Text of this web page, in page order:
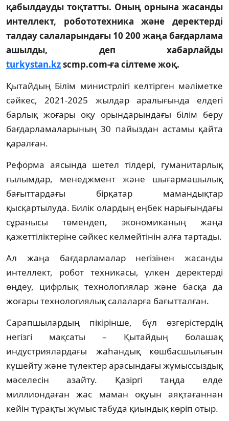
қабылдауды тоқтатты. Оның орнына жасанды
интеллект, робототехника және деректерді
талдау салаларындағы 10 200 жаңа бағдарлама
ашылды, деп хабарлайды
turkystan.kzscmp.com-ға сілтеме жоқ.
Қытайдың Білім министрлігі келтірген мәліметке
сәйкес, 2021-2025 жылдар аралығында елдегі
барлық жоғары оқу орындарындағы білім беру
бағдарламаларының 30 пайыздан астамы қайта
қаралған.
Реформа аясында шетел тілдері, гуманитарлық
ғылымдар, менеджмент және шығармашылық
бағыттардағы бірқатар мамандықтар
қысқартылуда. Билік олардың еңбек нарығындағы
сұранысы төмендеп, экономиканың жаңа
қажеттіліктеріне сәйкес келмейтінін алға тартады.
Ал жаңа бағдарламалар негізінен жасанды
интеллект, робот техникасы, үлкен деректерді
өңдеу, цифрлық технологиялар және басқа да
жоғары технологиялық салаларға бағытталған.
Сарапшылардың пікірінше, бұл өзгерістердің
негізгі мақсаты – Қытайдың болашақ
индустриялардағы жаһандық көшбасшылығын
күшейту және түлектер арасындағы жұмыссыздық
мәселесін азайту. Қазіргі таңда елде
миллиондаған жас маман оқуын аяқтағаннан
кейін тұрақты жұмыс табуда қиындық көріп отыр.